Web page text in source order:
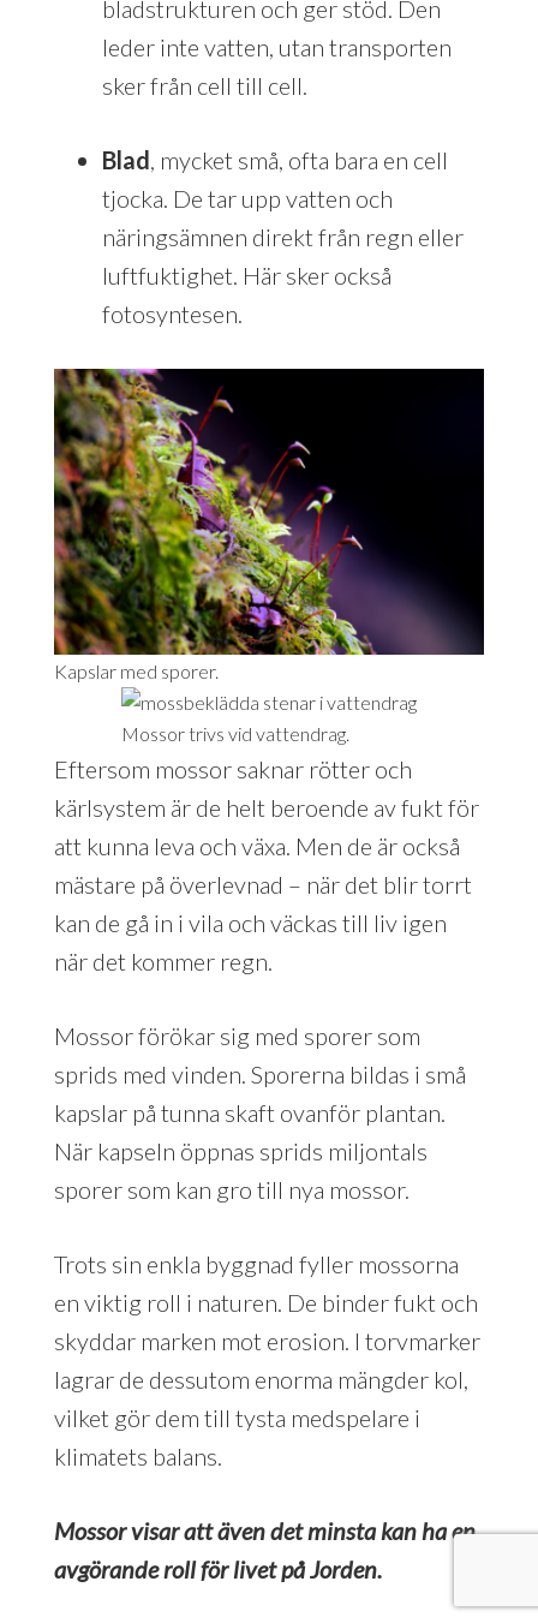
bladstrukturen och ger stöd. Den
leder inte vatten, utan transporten
sker från cell till cell.
Blad , mycket små, ofta bara en cell
tjocka. De tar upp vatten och
näringsämnen direkt från regn eller
luftfuktighet. Här sker också
fotosyntesen.
Kapslar med sporer.
Mossor trivs vid vattendrag.
Eftersom mossor saknar rötter och
kärlsystem är de helt beroende av fukt för
att kunna leva och växa. Men de är också
mästare på överlevnad – när det blir torrt
kan de gå in i vila och väckas till liv igen
när det kommer regn.
Mossor förökar sig med sporer som
sprids med vinden. Sporerna bildas i små
kapslar på tunna skaft ovanför plantan.
När kapseln öppnas sprids miljontals
sporer som kan gro till nya mossor.
Trots sin enkla byggnad fyller mossorna
en viktig roll i naturen. De binder fukt och
skyddar marken mot erosion. I torvmarker
lagrar de dessutom enorma mängder kol,
vilket gör dem till tysta medspelare i
klimatets balans.
Mossor visar att även det minsta kan ha en
avgörande roll för livet på Jorden.